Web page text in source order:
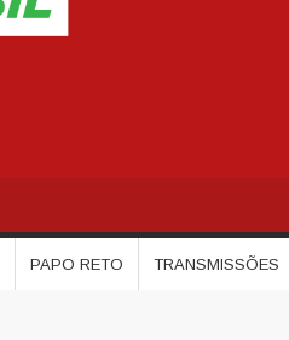
PAPO RETO TRANSMISSÕES